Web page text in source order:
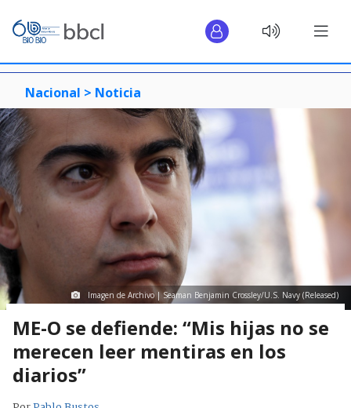
Nacional > Noticia
Imagen de Archivo | Seaman Benjamin Crossley/U.S. Navy (Released)
ME-O se defiende: “Mis hijas no se
merecen leer mentiras en los
diarios”